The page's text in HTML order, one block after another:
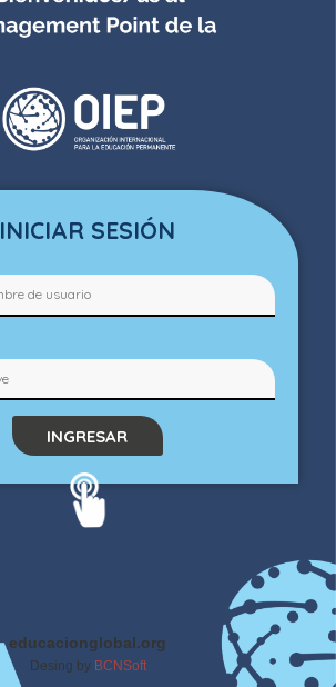
INICIAR SESIÓN
INGRESAR
educacionglobal.org
Desing by BCNSoft